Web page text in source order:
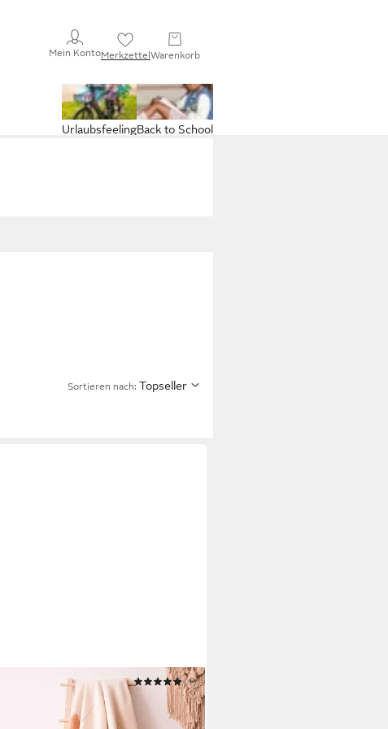
Mein KontoMerkzettelWarenkorb
Back to School
Urlaubsfeeling
Sortieren nach: Topseller
STEPPENWOLLE
Wohndecke JAVA
B/L
(1)